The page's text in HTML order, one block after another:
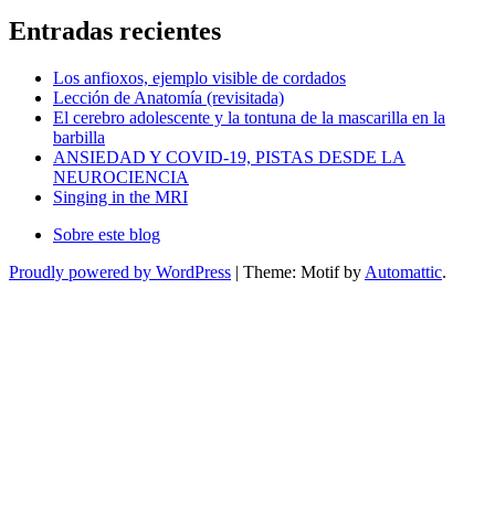
Entradas recientes
Los anfioxos, ejemplo visible de cordados
Lección de Anatomía (revisitada)
El cerebro adolescente y la tontuna de la mascarilla en la
barbilla
ANSIEDAD Y COVID-19, PISTAS DESDE LA
NEUROCIENCIA
Singing in the MRI
Sobre este blog
Proudly powered by WordPress | Theme: Motif by Automattic.